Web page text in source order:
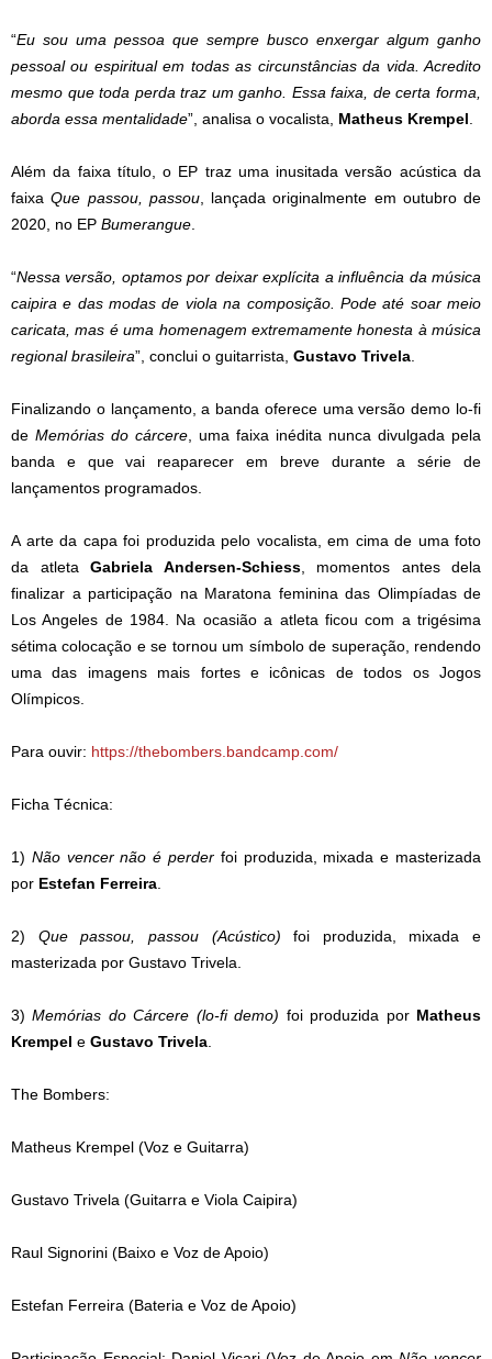
“Eu sou uma pessoa que sempre busco enxergar algum ganho
pessoal ou espiritual em todas as circunstâncias da vida. Acredito
mesmo que toda perda traz um ganho. Essa faixa, de certa forma,
aborda essa mentalidade”, analisa o vocalista, Matheus Krempel
Além da faixa título, o EP traz uma inusitada versão acústica da
faixaQue passou, passou, lançada originalmente em outubro de
2020, no EP Bumerangue
“Nessa versão, optamos por deixar explícita a influência da música
caipira e das modas de viola na composição. Pode até soar meio
caricata, mas é uma homenagem extremamente honesta à música
regional brasileira”, conclui o guitarrista, Gustavo Trivela
Finalizando o lançamento, a banda oferece uma versão demo lo-fi
de Memórias do cárcere , uma faixa inédita nunca divulgada pela
banda e que vai reaparecer em breve durante a série de
lançamentos programados.
A arte da capa foi produzida pelo vocalista, em cima de uma foto
da atleta Gabriela Andersen-Schiess, momentos antes dela
finalizar a participação na Maratona feminina das Olimpíadas de
Los Angeles de 1984. Na ocasião a atleta ficou com a trigésima
sétima colocação e se tornou um símbolo de superação, rendendo
uma das imagens mais fortes e icônicas de todos os Jogos
Olímpicos.
Para ouvir: https://thebombers.bandcamp.com/
Ficha Técnica:
1) Não vencer não é perder foi produzida, mixada e masterizada
por Estefan Ferreira
2) Que passou, passou (Acústico) foi produzida, mixada e
masterizada por Gustavo Trivela.
3)Memórias do Cárcere (lo-fi demo) foi produzida por Matheus
Krempel e Gustavo Trivela
The Bombers:
Matheus Krempel (Voz e Guitarra)
Gustavo Trivela (Guitarra e Viola Caipira)
Raul Signorini (Baixo e Voz de Apoio)
Estefan Ferreira (Bateria e Voz de Apoio)